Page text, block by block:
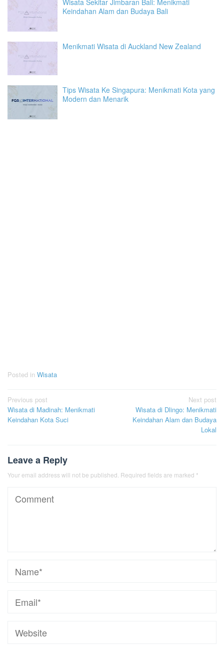
Wisata Sekitar Jimbaran Bali: Menikmati
Keindahan Alam dan Budaya Bali
Menikmati Wisata di Auckland New Zealand
Tips Wisata Ke Singapura: Menikmati Kota yang
Modern dan Menarik
Posted in Wisata
Post
navigation
Previous post
Wisata di Madinah: Menikmati
Keindahan Kota Suci
Next post
Wisata di Dlingo: Menikmati
Keindahan Alam dan Budaya
Lokal
Leave a Reply
Your email address will not be published. Required fields are marked *